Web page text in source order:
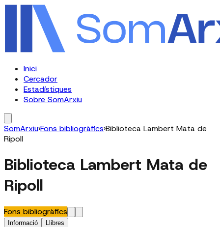
Inici
Cercador
Estadístiques
Sobre SomArxiu
SomArxiu›Fons bibliogràfics›Biblioteca Lambert Mata de
Ripoll
Biblioteca Lambert Mata de
Ripoll
Fons bibliogràfics
Informació Llibres